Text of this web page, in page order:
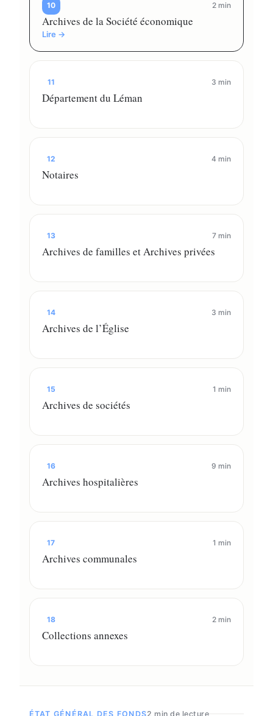
10 2 min
Archives de la Société économique
Lire →
11 3 min
Département du Léman
12 4 min
Notaires
13 7 min
Archives de familles et Archives privées
14 3 min
Archives de l’Église
15 1 min
Archives de sociétés
16 9 min
Archives hospitalières
17 1 min
Archives communales
18 2 min
Collections annexes
ÉTAT GÉNÉRAL DES FONDS2 min de lecture